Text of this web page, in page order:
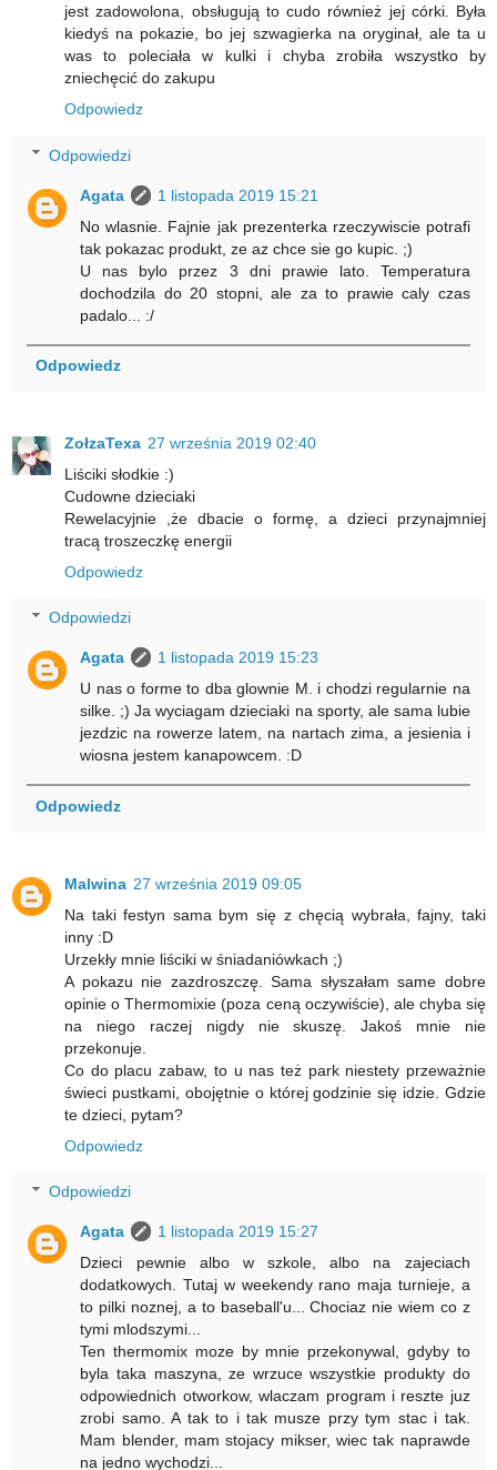
jest zadowolona, obsługują to cudo również jej córki. Była
kiedyś na pokazie, bo jej szwagierka na oryginał, ale ta u
was to poleciała w kulki i chyba zrobiła wszystko by
zniechęcić do zakupu
Odpowiedz
Odpowiedzi
Agata
1 listopada 2019 15:21
No wlasnie. Fajnie jak prezenterka rzeczywiscie potrafi
tak pokazac produkt, ze az chce sie go kupic. ;)
U nas bylo przez 3 dni prawie lato. Temperatura
dochodzila do 20 stopni, ale za to prawie caly czas
padalo... :/
Odpowiedz
ZołzaTexa 27 września 2019 02:40
Liściki słodkie :)
Cudowne dzieciaki
Rewelacyjnie ,że dbacie o formę, a dzieci przynajmniej
tracą troszeczkę energii
Odpowiedz
Odpowiedzi
Agata
1 listopada 2019 15:23
U nas o forme to dba glownie M. i chodzi regularnie na
silke. ;) Ja wyciagam dzieciaki na sporty, ale sama lubie
jezdzic na rowerze latem, na nartach zima, a jesienia i
wiosna jestem kanapowcem. :D
Odpowiedz
Malwina 27 września 2019 09:05
Na taki festyn sama bym się z chęcią wybrała, fajny, taki
inny :D
Urzekły mnie liściki w śniadaniówkach ;)
A pokazu nie zazdroszczę. Sama słyszałam same dobre
opinie o Thermomixie (poza ceną oczywiście), ale chyba się
na niego raczej nigdy nie skuszę. Jakoś mnie nie
przekonuje.
Co do placu zabaw, to u nas też park niestety przeważnie
świeci pustkami, obojętnie o której godzinie się idzie. Gdzie
te dzieci, pytam?
Odpowiedz
Odpowiedzi
Agata
1 listopada 2019 15:27
Dzieci pewnie albo w szkole, albo na zajeciach
dodatkowych. Tutaj w weekendy rano maja turnieje, a
to pilki noznej, a to baseball'u... Chociaz nie wiem co z
tymi mlodszymi...
Ten thermomix moze by mnie przekonywal, gdyby to
byla taka maszyna, ze wrzuce wszystkie produkty do
odpowiednich otworkow, wlaczam program i reszte juz
zrobi samo. A tak to i tak musze przy tym stac i tak.
Mam blender, mam stojacy mikser, wiec tak naprawde
na jedno wychodzi...